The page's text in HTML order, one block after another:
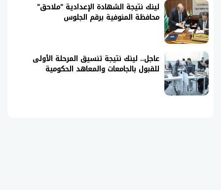
لينك نتيجة الشهادة الإعدادية "ملاحق"
محافظة المنوفية برقم الجلوس
عاجل.. لينك نتيجة تنسيق المرحلة الأولى
للقبول بالجامعات والمعاهد الحكومية